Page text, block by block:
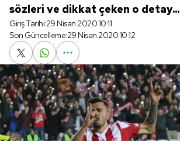
sözleri ve dikkat çeken o detay...
Giriş Tarihi:29 Nisan 2020 10:11
Son Güncelleme:29 Nisan 2020 10:12